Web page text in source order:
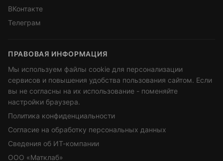
ВКонтакте
Телеграм
ПРАВОВАЯ ИНФОРМАЦИЯ
Мы используем файлы cookie для персонализации
сервисов и повышения удобства пользования сайтом. Если
вы не согласны на их использование - поменяйте
настройки браузера.
Политика конфиденциальности
Согласие на обработку персональных данных
Сведения об ИТ-компании
ООО «Матклаб»